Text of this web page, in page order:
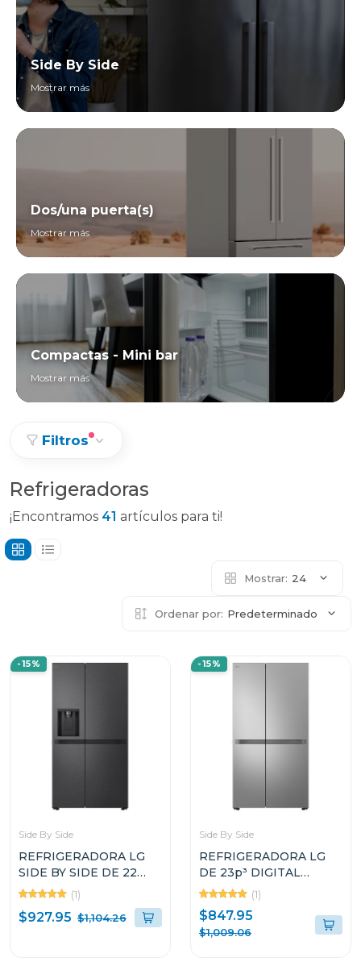
Side By Side
Mostrar más
Dos/una puerta(s)
Mostrar más
Compactas - Mini bar
Mostrar más
Filtros
Refrigeradoras
¡Encontramos 41 artículos para ti!
Mostrar: 24
Ordenar por: Predeterminado
-15%
Side By Side
REFRIGERADORA LG
SIDE BY SIDE DE 22
CUFT COLOR NEGRO
SMART INVERTER
VS25LQIK
(1)
$927.95 $1,104.26
-15%
Side By Side
REFRIGERADORA LG
DE 23p³ DIGITAL
INVERTER SIDE BY
SIDE VS25BJNK
(1)
$847.95
$1,009.06